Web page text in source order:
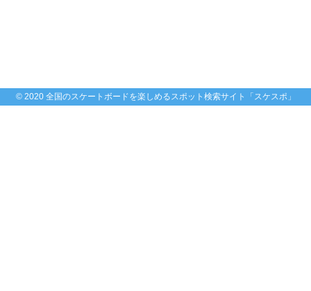
© 2020 全国のスケートボードを楽しめるスポット検索サイト「スケスポ」